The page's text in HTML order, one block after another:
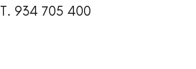
T. 934 705 400